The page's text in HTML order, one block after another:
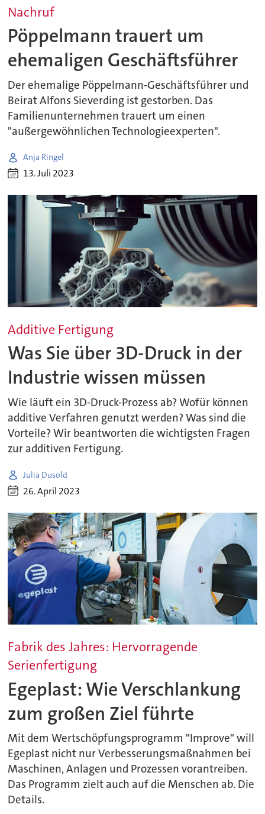
Nachruf
Pöppelmann trauert um
ehemaligen Geschäftsführer
Der ehemalige Pöppelmann-Geschäftsführer und
Beirat Alfons Sieverding ist gestorben. Das
Familienunternehmen trauert um einen
"außergewöhnlichen Technologieexperten".
Anja Ringel
13. Juli 2023
Additive Fertigung
Was Sie über 3D-Druck in der
Industrie wissen müssen
Wie läuft ein 3D-Druck-Prozess ab? Wofür können
additive Verfahren genutzt werden? Was sind die
Vorteile? Wir beantworten die wichtigsten Fragen
zur additiven Fertigung.
Julia Dusold
26. April 2023
Fabrik des Jahres: Hervorragende
Serienfertigung
Egeplast: Wie Verschlankung
zum großen Ziel führte
Mit dem Wertschöpfungsprogramm "Improve" will
Egeplast nicht nur Verbesserungsmaßnahmen bei
Maschinen, Anlagen und Prozessen vorantreiben.
Das Programm zielt auch auf die Menschen ab. Die
Details.